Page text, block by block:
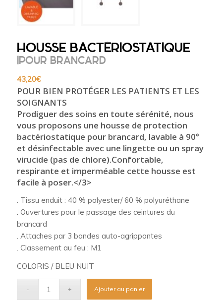
HOUSSE BACTÉRIOSTATIQUE
|POUR BRANCARD
43,20€
POUR BIEN PROTÉGER LES PATIENTS ET LES
SOIGNANTS
Prodiguer des soins en toute sérénité, nous
vous proposons une housse de protection
bactériostatique pour brancard, lavable à 90°
et désinfectable avec une lingette ou un spray
virucide (pas de chlore).Confortable,
respirante et imperméable cette housse est
facile à poser.</3>
. Tissu enduit : 40 % polyester/ 60 % polyuréthane
. Ouvertures pour le passage des ceintures du
brancard
. Attaches par 3 bandes auto-agrippantes
. Classement au feu : M1
COLORIS / BLEU NUIT
Ajouter au panier